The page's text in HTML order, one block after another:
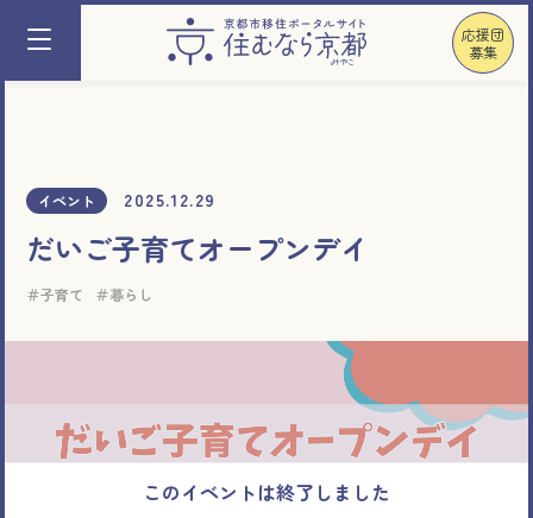
応援団
募集
イベント 2025.12.29
だいご子育てオープンデイ
子育て 暮らし